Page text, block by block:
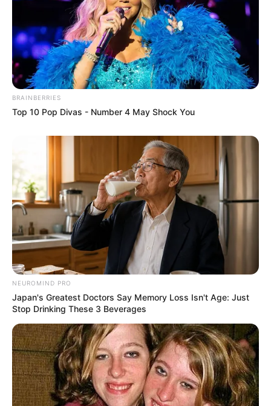
(foto: instagram/skutlubey)
3. Ceren, putri bungsu Seher, dipercayakan kepada
Bahar Sahin. Ia adalah gadis ambisius yang rela
melakukan sesuatu yang buruk untuk mencapai
tujuannya
BRAINBERRIES
Top 10 Pop Divas - Number 4 May Shock You
NEUROMIND PRO
Japan's Greatest Doctors Say Memory Loss Isn't Age: Just
Stop Drinking These 3 Beverages